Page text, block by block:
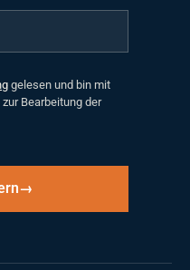
gelesen und bin mit
Bearbeitung der